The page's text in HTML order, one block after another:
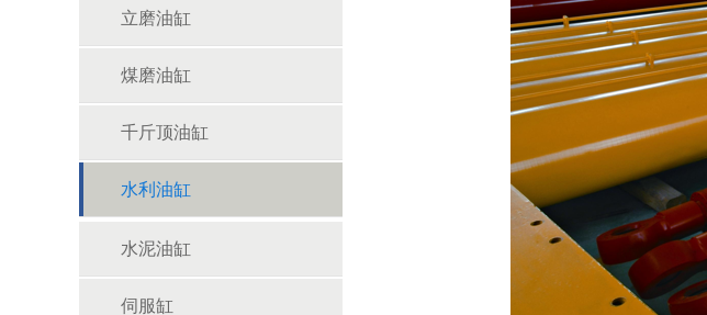
立磨油缸
煤磨油缸
千斤顶油缸
水利油缸
水泥油缸
伺服缸